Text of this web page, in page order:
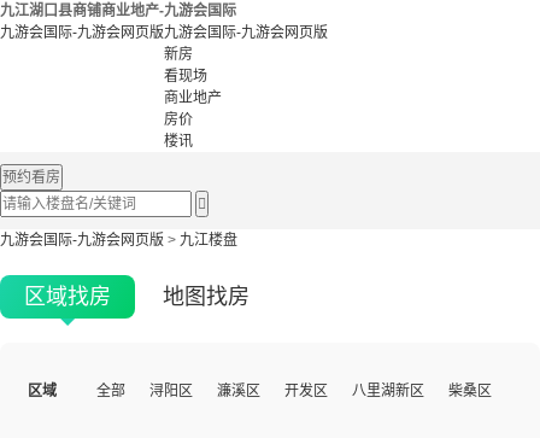
九江湖口县商铺商业地产-九游会国际
九游会国际-九游会网页版九游会国际-九游会网页版
新房
看现场
商业地产
房价
楼讯
预约看房

九游会国际-九游会网页版 > 九江楼盘
区域找房 地图找房
区域 全部 浔阳区 濂溪区 开发区 八里湖新区 柴桑区